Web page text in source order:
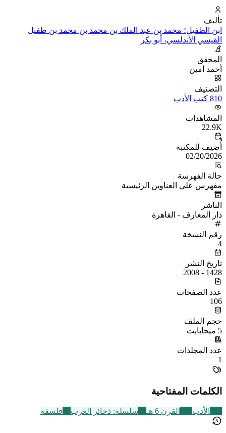
تأليف
ابن الطفيل؛ محمد بن عبد الملك بن محمد بن محمد بن طفيل
القيسي الأندلسي، أبو بكر
المحقق
أحمد أمين
التصنيف
810 كتب الأدب
المشاهدات
22.9K
أُضيف للمكتبة
02/20/2026
حالة الفهرسة
مفهرس علي العناوين الرئيسية
الناشر
دار المعارف - القاهرة
رقم النسخة
4
تاريخ النشر
1428 - 2008
عدد الصفحات
106
حجم الملف
5 ميجابايت
عدد المجلدات
1
الكلمات المفتاحية
الأدب القرن 6 هـ سلسلة: ذخائر العرب فلسفة